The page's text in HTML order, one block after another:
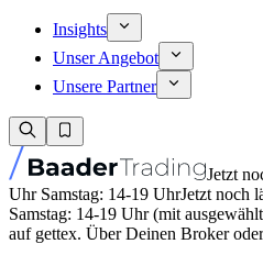
Insights
Unser Angebot
Unsere Partner
Jetzt
Uhr Samstag: 14-19 UhrJetzt noch
Samstag: 14-19 Uhr (mit
auf gettex. Über Deinen Broker